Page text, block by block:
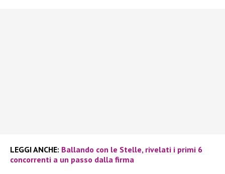
LEGGI ANCHE: Ballando con le Stelle, rivelati i primi 6
concorrenti a un passo dalla firma